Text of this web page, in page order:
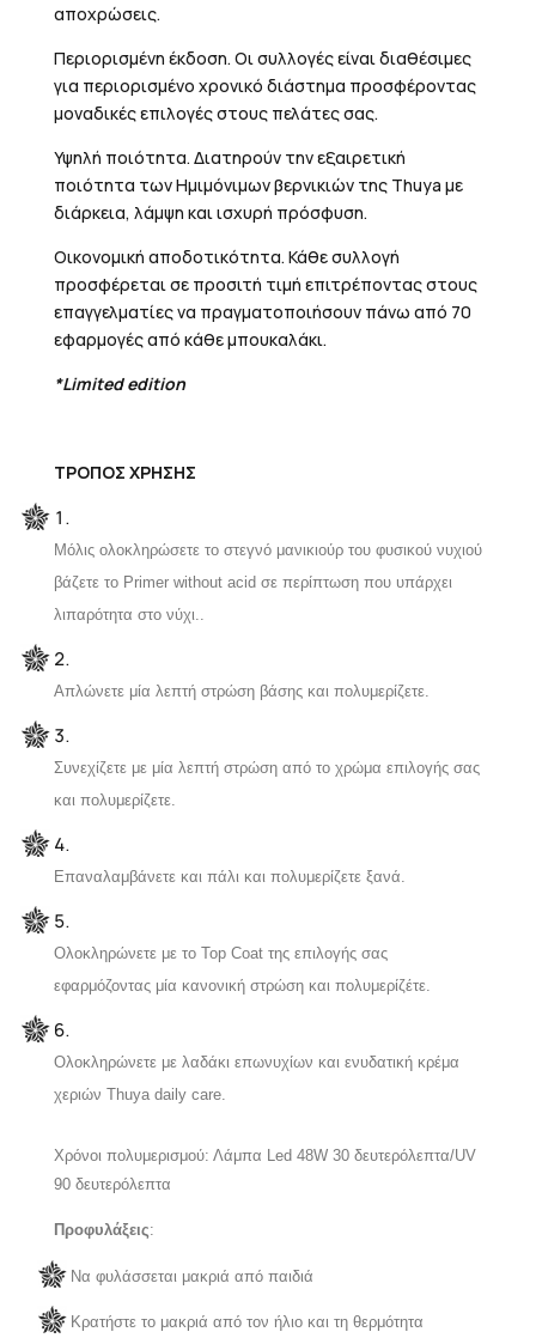
αποχρώσεις.
Περιορισμένη έκδοση. Οι συλλογές είναι διαθέσιμες
για περιορισμένο χρονικό διάστημα προσφέροντας
μοναδικές επιλογές στους πελάτες σας.
Υψηλή ποιότητα. Διατηρούν την εξαιρετική
ποιότητα των Ημιμόνιμων βερνικιών της Thuya με
διάρκεια, λάμψη και ισχυρή πρόσφυση.
Οικονομική αποδοτικότητα. Κάθε συλλογή
προσφέρεται σε προσιτή τιμή επιτρέποντας στους
επαγγελματίες να πραγματοποιήσουν πάνω από 70
εφαρμογές από κάθε μπουκαλάκι.
*Limited edition
ΤΡΟΠΟΣ ΧΡΗΣΗΣ
Μόλις ολοκληρώσετε το στεγνό μανικιούρ του φυσικού νυχιού
βάζετε το Primerwithout acid σε περίπτωση που υπάρχει
λιπαρότητα στο νύχι..
Απλώνετε μία λεπτή στρώση βάσης και πολυμερίζετε.
Συνεχίζετε με μία λεπτή στρώση από το χρώμα επιλογής σας
και πολυμερίζετε.
Επαναλαμβάνετε και πάλι και πολυμερίζετε ξανά.
Ολοκληρώνετε με το Top Coat της επιλογής σας
εφαρμόζοντας μία κανονική στρώση και πολυμερίζέτε.
Ολοκληρώνετε με λαδάκι επωνυχίων και ενυδατική κρέμα
χεριών Thuya daily care.
Χρόνοι πολυμερισμού: Λάμπα Led 48W 30 δευτερόλεπτα/UV
90 δευτερόλεπτα
Προφυλάξεις:
Να φυλάσσεται μακριά από παιδιά
Κρατήστε το μακριά από τον ήλιο και τη θερμότητα